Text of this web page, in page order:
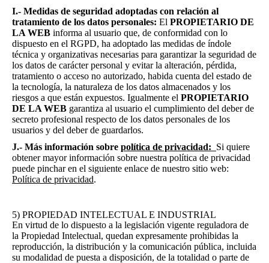
I.- Medidas de seguridad adoptadas con relación al
tratamiento de los datos personales: El PROPIETARIO DE
LA WEB informa al usuario que, de conformidad con lo
dispuesto en el RGPD, ha adoptado las medidas de índole
técnica y organizativas necesarias para garantizar la seguridad de
los datos de carácter personal y evitar la alteración, pérdida,
tratamiento o acceso no autorizado, habida cuenta del estado de
la tecnología, la naturaleza de los datos almacenados y los
riesgos a que están expuestos. Igualmente el PROPIETARIO
DE LA WEB garantiza al usuario el cumplimiento del deber de
secreto profesional respecto de los datos personales de los
usuarios y del deber de guardarlos.
J.- Más información sobre política de privacidad: Si quiere
obtener mayor información sobre nuestra política de privacidad
puede pinchar en el siguiente enlace de nuestro sitio web:
Política de privacidad.
5) PROPIEDAD INTELECTUAL E INDUSTRIAL
En virtud de lo dispuesto a la legislación vigente reguladora de
la Propiedad Intelectual, quedan expresamente prohibidas la
reproducción, la distribución y la comunicación pública, incluida
su modalidad de puesta a disposición, de la totalidad o parte de